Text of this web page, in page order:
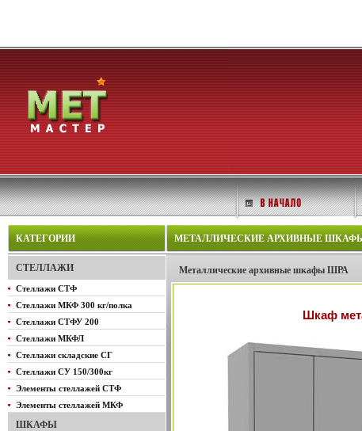
КАТЕГОРИИ
СТЕЛЛАЖИ
Стеллажи СТФ
Стеллажи МКФ 300 кг/полка
Стеллажи СТФУ 200
Стеллажи МКФЛ
Стеллажи складские СГ
Стеллажи СУ 150/300кг
Элементы стеллажей СТФ
Элементы стеллажей МКФ
ШКАФЫ
МЕТАЛЛИЧЕСКИЕ АРХИВНЫЕ ШКАФЫ
Металлические архивные шкафы ШРА
Шкаф